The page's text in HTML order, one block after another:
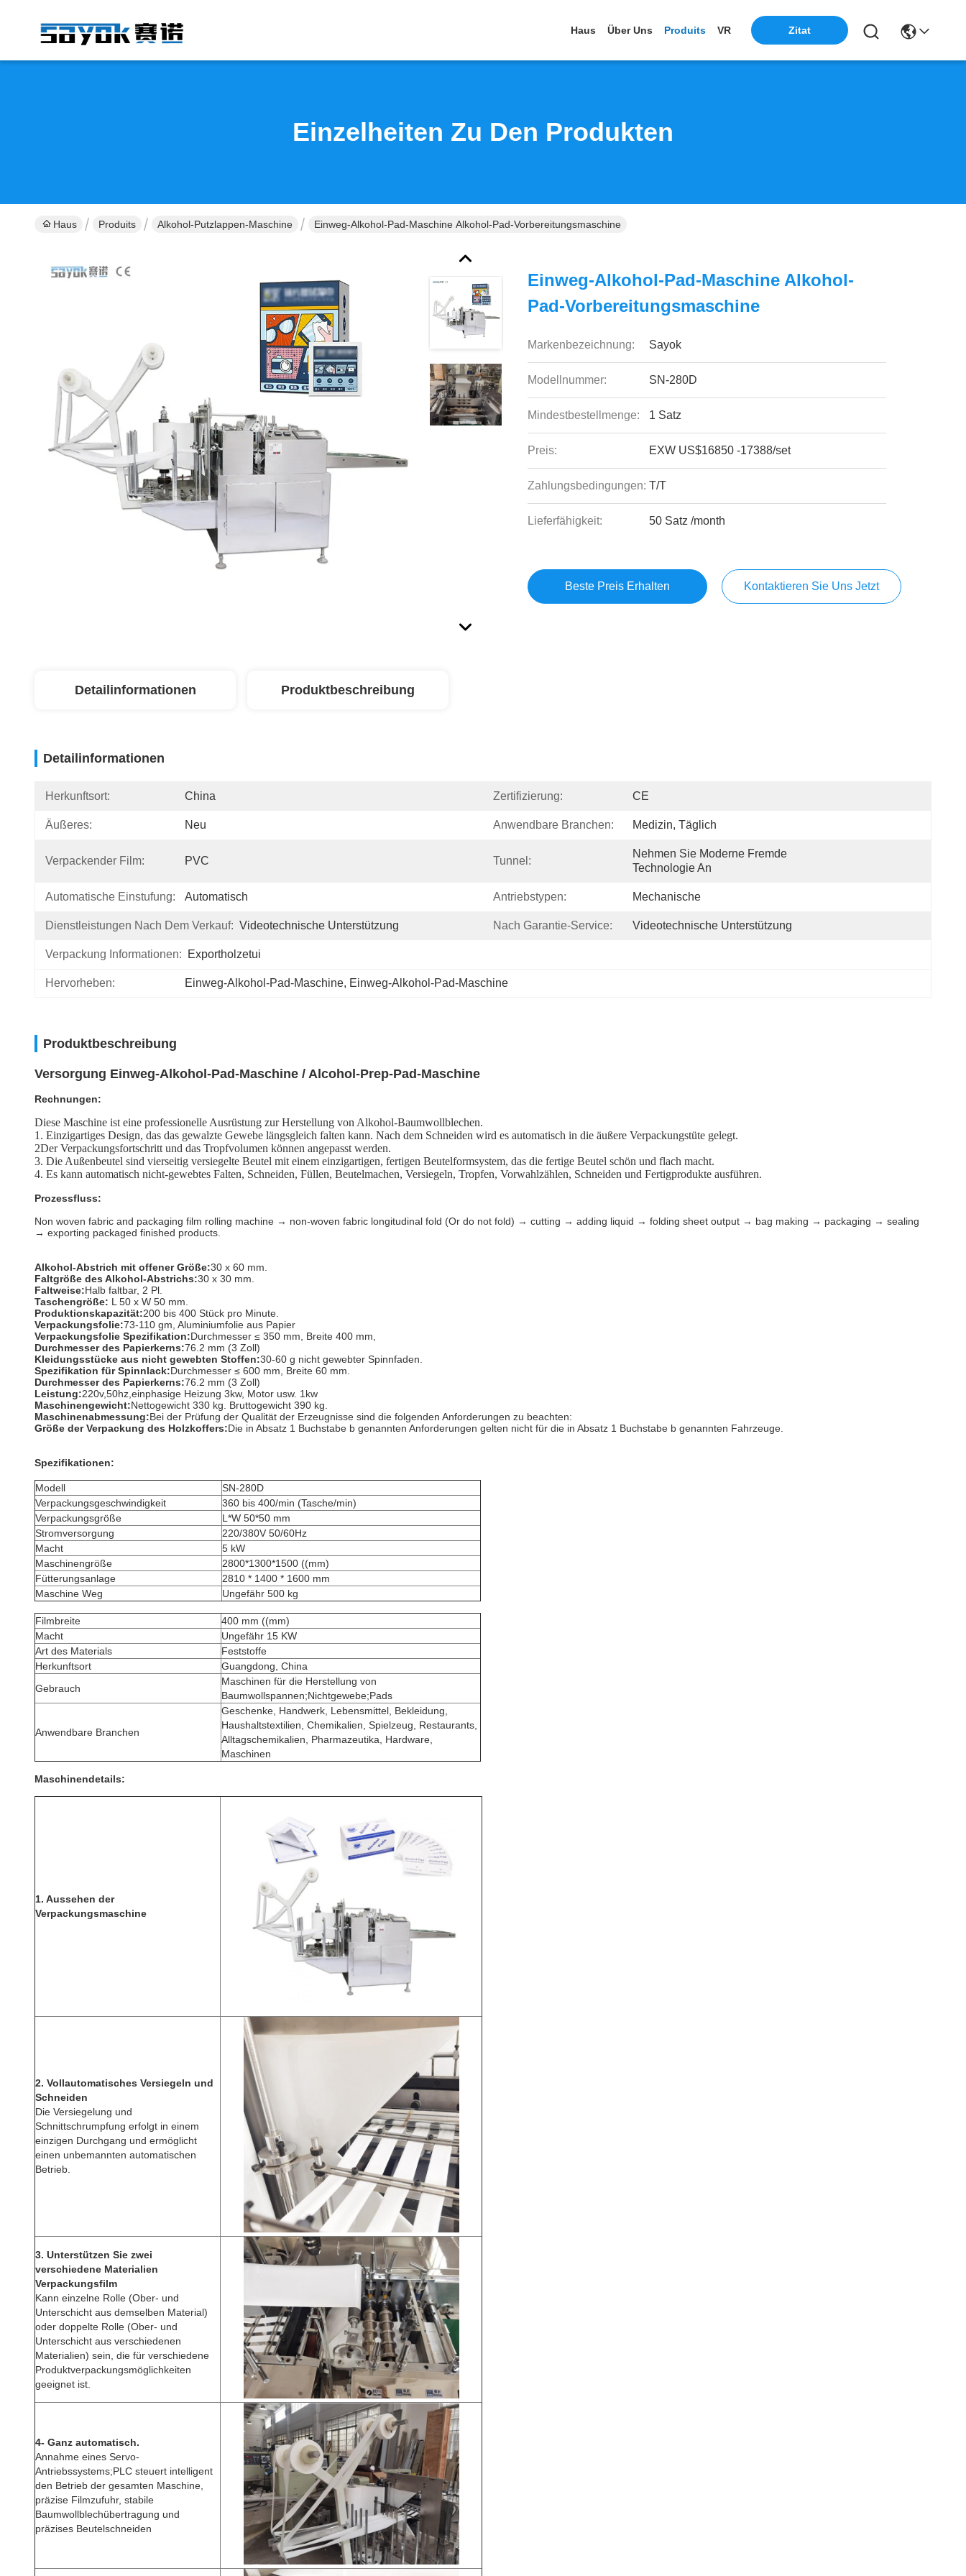
Haus Über Uns Produits VR Zitat
Einzelheiten Zu Den Produkten
Haus Produits Alkohol-Putzlappen-Maschine Einweg-Alkohol-Pad-Maschine Alkohol-Pad-Vorbereitungsmaschine
Einweg-Alkohol-Pad-Maschine Alkohol-
Pad-Vorbereitungsmaschine
Markenbezeichnung: Sayok
Modellnummer: SN-280D
Mindestbestellmenge: 1 Satz
Preis: EXW US$16850 -17388/set
Zahlungsbedingungen: T/T
Lieferfähigkeit: 50 Satz /month
Beste Preis Erhalten Kontaktieren Sie Uns Jetzt
Detailinformationen Produktbeschreibung
Detailinformationen
Herkunftsort: China Zertifizierung: CE
Äußeres: Neu Anwendbare Branchen: Medizin, Täglich
Verpackender Film: PVC Tunnel:
Nehmen Sie Moderne Fremde
Technologie An
Automatische Einstufung: Automatisch Antriebstypen: Mechanische
Dienstleistungen Nach Dem Verkauf: Videotechnische Unterstützung Nach Garantie-Service: Videotechnische Unterstützung
Verpackung Informationen: Exportholzetui
Hervorheben: Einweg-Alkohol-Pad-Maschine, Einweg-Alkohol-Pad-Maschine
Produktbeschreibung
Versorgung Einweg-Alkohol-Pad-Maschine / Alcohol-Prep-Pad-Maschine
Rechnungen:
Diese Maschine ist eine professionelle Ausrüstung zur Herstellung von Alkohol-Baumwollblechen.
1. Einzigartiges Design, das das gewalzte Gewebe längsgleich falten kann. Nach dem Schneiden wird es automatisch in die äußere Verpackungstüte gelegt.
2Der Verpackungsfortschritt und das Tropfvolumen können angepasst werden.
3. Die Außenbeutel sind vierseitig versiegelte Beutel mit einem einzigartigen, fertigen Beutelformsystem, das die fertige Beutel schön und flach macht.
4. Es kann automatisch nicht-gewebtes Falten, Schneiden, Füllen, Beutelmachen, Versiegeln, Tropfen, Vorwahlzählen, Schneiden und Fertigprodukte ausführen.
Prozessfluss:
Non woven fabric and packaging film rolling machine → non-woven fabric longitudinal fold (Or do not fold) → cutting → adding liquid → folding sheet output → bag making → packaging → sealing
→ exporting packaged finished products.
Alkohol-Abstrich mit offener Größe:30 x 60 mm.
Faltgröße des Alkohol-Abstrichs:30 x 30 mm.
Faltweise:Halb faltbar, 2 Pl.
Taschengröße: L 50 x W 50 mm.
Produktionskapazität:200 bis 400 Stück pro Minute.
Verpackungsfolie:73-110 gm, Aluminiumfolie aus Papier
Verpackungsfolie Spezifikation:Durchmesser ≤ 350 mm, Breite 400 mm,
Durchmesser des Papierkerns:76.2 mm (3 Zoll)
Kleidungsstücke aus nicht gewebten Stoffen:30-60 g nicht gewebter Spinnfaden.
Spezifikation für Spinnlack:Durchmesser ≤ 600 mm, Breite 60 mm.
Durchmesser des Papierkerns:76.2 mm (3 Zoll)
Leistung:220v,50hz,einphasige Heizung 3kw, Motor usw. 1kw
Maschinengewicht:Nettogewicht 330 kg. Bruttogewicht 390 kg.
Maschinenabmessung:Bei der Prüfung der Qualität der Erzeugnisse sind die folgenden Anforderungen zu beachten:
Größe der Verpackung des Holzkoffers:Die in Absatz 1 Buchstabe b genannten Anforderungen gelten nicht für die in Absatz 1 Buchstabe b genannten Fahrzeuge.
Spezifikationen:
Modell
SN-280D
Verpackungsgeschwindigkeit
360 bis 400/min (Tasche/min)
Verpackungsgröße
L*W 50*50 mm
Stromversorgung
220/380V 50/60Hz
Macht
5 kW
Maschinengröße
2800*1300*1500 ((mm)
Fütterungsanlage
2810 * 1400 * 1600 mm
Maschine Weg
Ungefähr 500 kg
Filmbreite
400 mm ((mm)
Macht
Ungefähr 15 KW
Art des Materials
Feststoffe
Herkunftsort
Guangdong, China
Gebrauch
Maschinen für die Herstellung von
Baumwollspannen;Nichtgewebe;Pads
Anwendbare Branchen
Geschenke, Handwerk, Lebensmittel, Bekleidung,
Haushaltstextilien, Chemikalien, Spielzeug, Restaurants,
Alltagschemikalien, Pharmazeutika, Hardware,
Maschinen
Maschinendetails:
1. Aussehen der
Verpackungsmaschine
2. Vollautomatisches Versiegeln und
Schneiden
Die Versiegelung und
Schnittschrumpfung erfolgt in einem
einzigen Durchgang und ermöglicht
einen unbemannten automatischen
Betrieb.
3. Unterstützen Sie zwei
verschiedene Materialien
Verpackungsfilm
Kann einzelne Rolle (Ober- und
Unterschicht aus demselben Material)
oder doppelte Rolle (Ober- und
Unterschicht aus verschiedenen
Materialien) sein, die für verschiedene
Produktverpackungsmöglichkeiten
geeignet ist.
4- Ganz automatisch.
Annahme eines Servo-
Antriebssystems;PLC steuert intelligent
den Betrieb der gesamten Maschine,
präzise Filmzufuhr, stabile
Baumwollblechübertragung und
präzises Beutelschneiden